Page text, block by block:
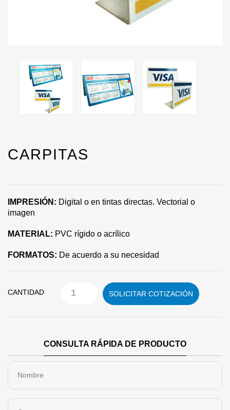
CARPITAS
IMPRESIÓN: Digital o en tintas directas. Vectorial o
imagen
MATERIAL: PVC rígido o acrílico
FORMATOS: De acuerdo a su necesidad
CANTIDAD SOLICITAR COTIZACIÓN
CONSULTA RÁPIDA DE PRODUCTO